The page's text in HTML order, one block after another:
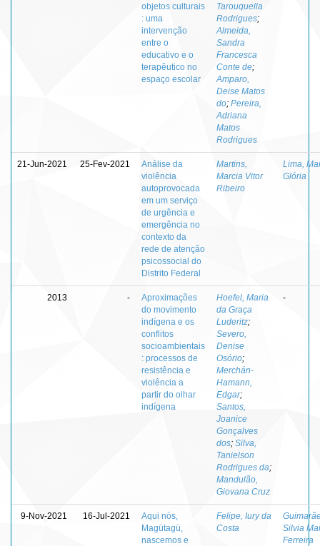
objetos culturais
: uma
intervenção
entre o
educativo e o
terapêutico no
espaço escolar
Tarouquella
Rodrigues;
Almeida,
Sandra
Francesca
Conte de;
Amparo,
Deise Matos
do; Pereira,
Adriana
Matos
Rodrigues
21-Jun-2021 25-Fev-2021
Análise da
violência
autoprovocada
em um serviço
de urgência e
emergência no
contexto da
rede de atenção
psicossocial do
Distrito Federal
Martins,
Marcia Vitor
Ribeiro
Lima,
Glória
2013 -
Aproximações
do movimento
indígena e os
conflitos
socioambientais
: processos de
resistência e
violência a
partir do olhar
indígena
Hoefel, Maria
da Graça
Luderitz;
Severo,
Denise
Osório;
Merchán-
Hamann,
Edgar;
Santos,
Joanice
Gonçalves
dos; Silva,
Tanielson
Rodrigues da;
Mandulão,
Giovana Cruz
-
9-Nov-2021 16-Jul-2021
Aqui nós,
Magütagü,
nascemos e
Felipe, Iury da
Costa
Silvia
Ferreira